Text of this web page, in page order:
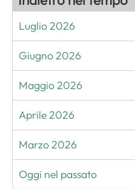
Luglio 2026
Giugno 2026
Maggio 2026
Aprile 2026
Marzo 2026
Oggi nel passato